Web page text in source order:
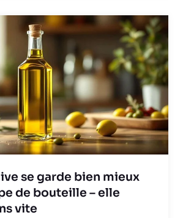
se garde bien mieux
de bouteille – elle
vite